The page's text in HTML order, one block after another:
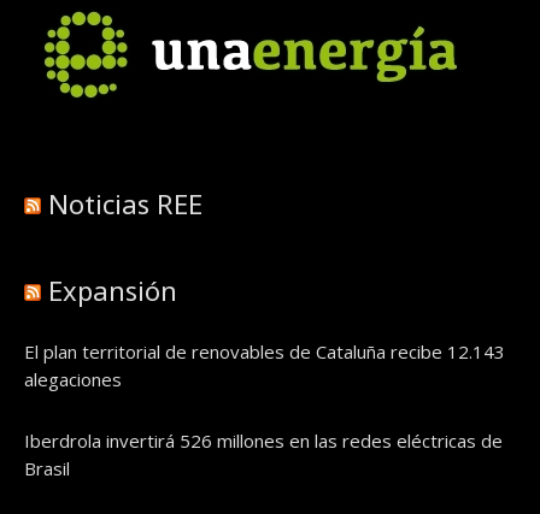
Noticias REE
Expansión
El plan territorial de renovables de Cataluña recibe 12.143
alegaciones
Iberdrola invertirá 526 millones en las redes eléctricas de
Brasil